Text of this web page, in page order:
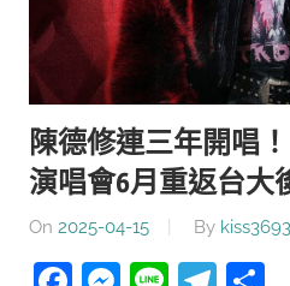
薦
陳德修連三年開唱
演唱會6月重返台大
On 2025-04-15 By kiss3693